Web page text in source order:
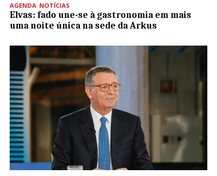
AGENDA, NOTÍCIAS
Elvas: fado une-se à gastronomia em mais
uma noite única na sede da Arkus